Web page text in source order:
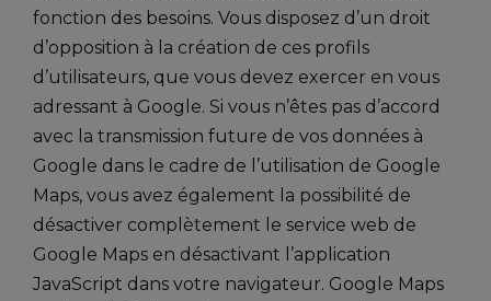
fonction des besoins. Vous disposez d’un droit
d’opposition à la création de ces profils
d’utilisateurs, que vous devez exercer en vous
adressant à Google. Si vous n’êtes pas d’accord
avec la transmission future de vos données à
Google dans le cadre de l’utilisation de Google
Maps, vous avez également la possibilité de
désactiver complètement le service web de
Google Maps en désactivant l’application
JavaScript dans votre navigateur. Google Maps